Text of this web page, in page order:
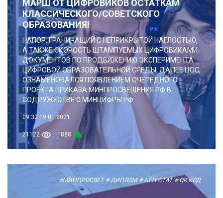
МАРШ ОТ ЦИФРОВИКОВ ОСТАТКАМ
КЛАССИЧЕСКОГО/СОВЕТСКОГО
ОБРАЗОВАНИЯ!
НАПОР, ГРАНИЧАЩИЙ С НЕПРИКРЫТОЙ НАГЛОСТЬЮ,
А ТАКЖЕ СКОРОСТЬ ШТАМПУЕМЫХ ЦИФРОВИКАМИ
ДОКУМЕНТОВ ПО ПРОДВИЖЕНИЮ ЭКСПЕРИМЕНТА
ЦИФРОВОЙ ОБРАЗОВАТЕЛЬНОЙ СРЕДЫ, ДАЛЕЕ ЦОС,
ОЗНАМЕНОВАЛСЯ ПОЯВЛЕНИЕМ ОЧЕРЕДНОГО
ПРОЕКТА ПРИКАЗА МИНПРОСВЕЩЕНИЯ РФ В
СОДРУЖЕСТВЕ С МИНЦИФРЫ РФ.
09:32 19.01.2021
21122 1888
#МИНПРОСВЕТ # ДИПЛОМ # АТТЕСТАТ # QR КОД